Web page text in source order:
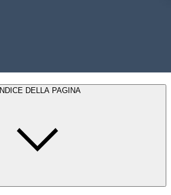
INDICE DELLA PAGINA